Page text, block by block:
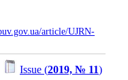
article/UJRN-
Issue (2019, № 11)